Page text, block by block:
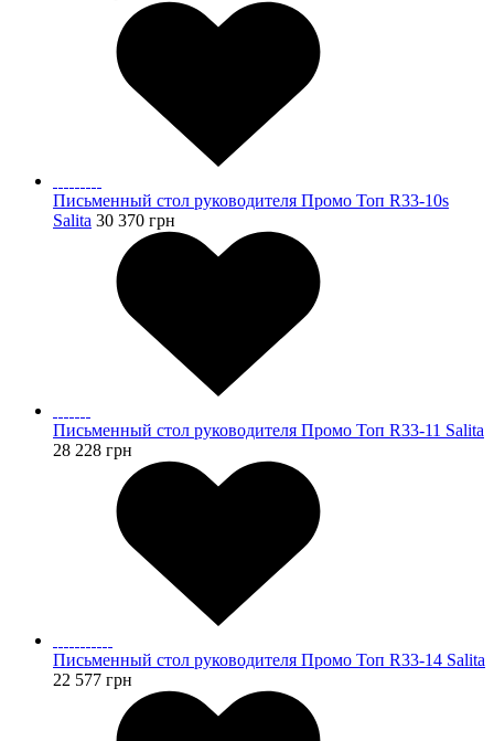
Письменный стол руководителя Промо Топ R33-10s
Salita 30 370 грн
Письменный стол руководителя Промо Топ R33-11 Salita
28 228 грн
Письменный стол руководителя Промо Топ R33-14 Salita
22 577 грн